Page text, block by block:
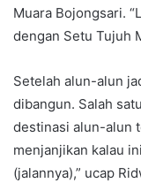
Muara Bojongsari.
dengan Setu Tujuh
Setelah alun-alun
dibangun. Salah
destinasi alun-alun
menjanjikan kalau
(jalannya),” ucap